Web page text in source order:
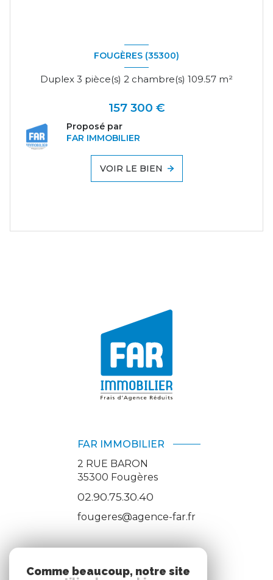
FOUGÈRES (35300)
Duplex 3 pièce(s) 2 chambre(s) 109.57 m²
157 300 €
Proposé par
FAR IMMOBILIER
VOIR LE BIEN
FAR IMMOBILIER
2 RUE BARON
35300 Fougères
02.90.75.30.40
fougeres@agence-far.fr
ADHÉRENTS
Comme beaucoup, notre site